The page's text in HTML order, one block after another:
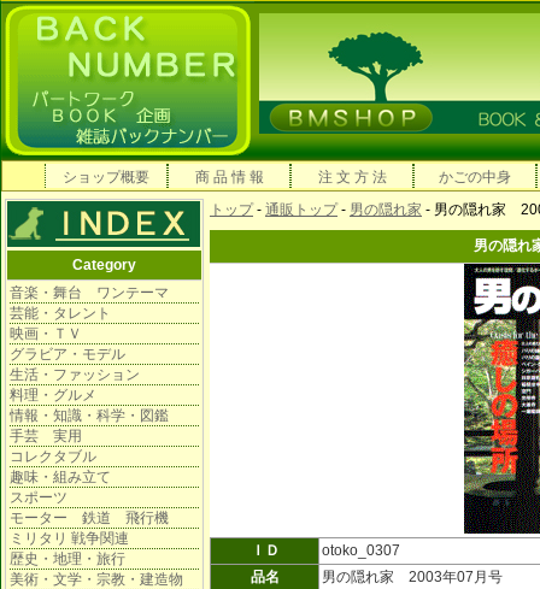
ショップ概要 商 品 情 報 注 文 方 法 かごの中身
Category
音楽・舞台 ワンテーマ
芸能・タレント
映画・ＴＶ
グラビア・モデル
生活・ファッション
料理・グルメ
情報・知識・科学・図鑑
手芸 実用
コレクタブル
趣味・組み立て
スポーツ
モーター 鉄道 飛行機
ミリタリ 戦争関連
歴史・地理・旅行
美術・文学・宗教・建造物
トップ- 通販トップ- 男の隠れ家 - 男の隠れ家
男の隠
ＩＤ
otoko_0307
品名
男の隠れ家 2003年07月号